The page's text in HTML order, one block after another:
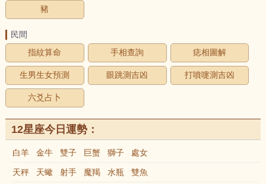
豬
民間
指紋算命
手相查詢 痣相圖解
生男生女預測 眼跳測吉凶 打噴嚏測吉凶
六爻占卜
12星座今日運勢：
白羊 金牛 雙子 巨蟹 獅子 處女
天秤 天蠍 射手 魔羯 水瓶 雙魚